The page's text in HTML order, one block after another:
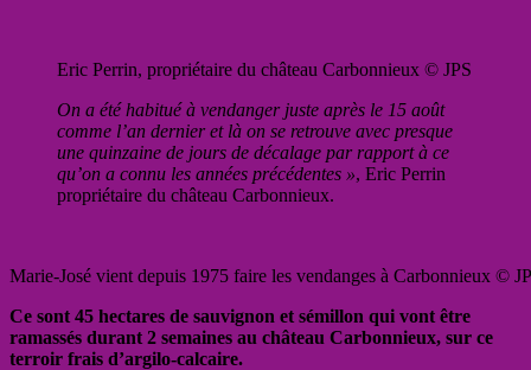
Eric Perrin, propriétaire du château Carbonnieux © JPS
On a été habitué à vendanger juste après le 15 août
comme l’an dernier et là on se retrouve avec presque
une quinzaine de jours de décalage par rapport à ce
qu’on a connu les années précédentes », Eric Perrin
propriétaire du château Carbonnieux.
Marie-José vient depuis 1975 faire les vendanges à Carbonnieux ©
Ce sont 45 hectares de sauvignon et sémillon qui vont être
ramassés durant 2 semaines au château Carbonnieux, sur ce
terroir frais d’argilo-calcaire.